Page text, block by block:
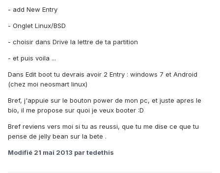
- add New Entry
- Onglet Linux/BSD
- choisir dans Drive la lettre de ta partition
- et puis voila ...
Dans Edit boot tu devrais avoir 2 Entry : windows 7 et Android
(chez moi neosmart linux)
Bref, j'appuie sur le bouton power de mon pc, et juste apres le
bio, il me propose sur quoi je veux booter :D
Bref reviens vers moi si tu as reussi, que tu me dise ce que tu
pense de jelly bean sur la bete .
Modifié 21 mai 2013 par tedethis